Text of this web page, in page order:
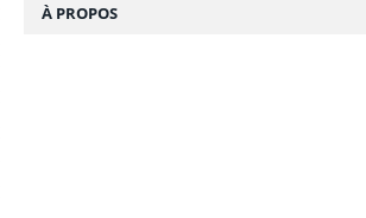
À PROPOS